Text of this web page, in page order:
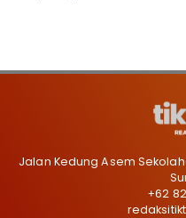
Jalan Kedung Asem
+62